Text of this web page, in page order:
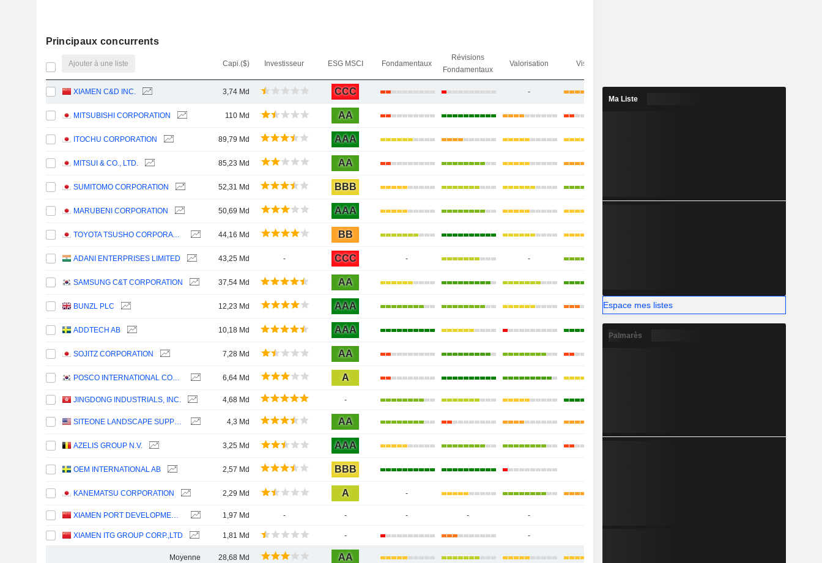
Principaux concurrents
Ajouter à une liste Capi.($) Investisseur ESG MSCI Fondamentaux
Révisions
Fondamentaux
Valorisation Visibilité
XIAMEN C&D INC. 3,74 Md CCC -
MITSUBISHI CORPORATION 110 Md AA
ITOCHU CORPORATION 89,79 Md AAA
MITSUI & CO., LTD. 85,23 Md AA
SUMITOMO CORPORATION 52,31 Md BBB
MARUBENI CORPORATION 50,69 Md AAA
TOYOTA TSUSHO CORPORATION 44,16 Md BB
ADANI ENTERPRISES LIMITED 43,25 Md - CCC - -
SAMSUNG C&T CORPORATION 37,54 Md AA
BUNZL PLC 12,23 Md AAA
ADDTECH AB 10,18 Md AAA
SOJITZ CORPORATION 7,28 Md AA
POSCO INTERNATIONAL CORPORATION 6,64 Md A
JINGDONG INDUSTRIALS, INC. 4,68 Md -
SITEONE LANDSCAPE SUPPLY, INC. 4,3 Md AA
AZELIS GROUP N.V. 3,25 Md AAA
OEM INTERNATIONAL AB 2,57 Md BBB
KANEMATSU CORPORATION 2,29 Md A -
XIAMEN PORT DEVELOPMENT CO., LTD. 1,97 Md - - - - -
XIAMEN ITG GROUP CORP.,LTD 1,81 Md - -
Moyenne 28,68 Md AA
Ma Liste
Espace mes listes
Palmarès